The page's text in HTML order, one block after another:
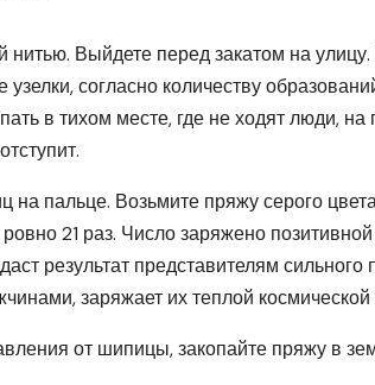
нитью. Выйдете перед закатом на
согласно количеству
в тихом месте, где не ходят люди,
на пальце. Возьмите пряжу серого
21 раз. Число заряжено позитивной
результат представителям
заряжает их теплой космической
от шипицы, закопайте пряжу в